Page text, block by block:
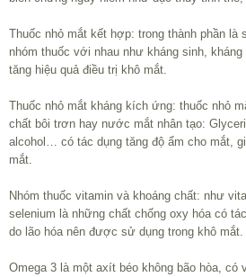
Thuốc nhỏ mắt kết hợp: trong thành phần là
nhóm thuốc với nhau như kháng sinh,
tăng hiệu quả điều trị khô mắt.
Thuốc nhỏ mắt kháng kích ứng: thuốc nhỏ
chất bôi trơn hay nước mắt nhân tạo:
alcohol… có tác dụng tăng độ ẩm cho mắt,
mắt.
Nhóm thuốc vitamin và khoáng chất: như
selenium là những chất chống oxy hóa có
do lão hóa nên được sử dụng trong khô mắt.
Omega 3 là một axít béo không bão hòa, có